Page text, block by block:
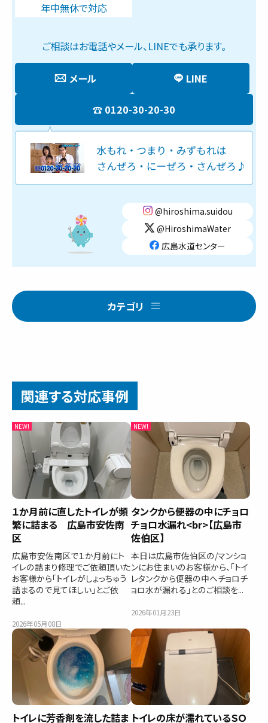
年中無休で対応
ご相談はお電話やメール、LINEでも承ります。
0120-30-20-30
メール LINE
@hiroshima.suidou
@HiroshimaWater
広島水道センター
カテゴリ
関連する対応事例
１か月前に直したトイレが頻
繁に詰まる 広島市安佐南
区
広島市安佐南区で１か月前にト
イレの詰まり修理でご依頼頂いた
お客様から「トイレがしょっちゅう
詰まるので見てほしい」とご依
頼...
2026年05月08日
タンクから便器の中にチョロ
チョロ水漏れ<br>【広島市
佐伯区】
本日は広島市佐伯区の/マンショ
ンにお住まいのお客様から、「トイ
レタンクから便器の中へチョロチ
ョロ水が漏れる」とのご相談を...
2026年01月23日
トイレに芳香剤を流した詰ま トイレの床が濡れているＳＯ